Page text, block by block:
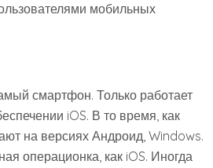
мобильных
смартфон. Только работает
iOS. В то время, как
на версиях Андроид, Windows.
операционка, как iOS. Иногда